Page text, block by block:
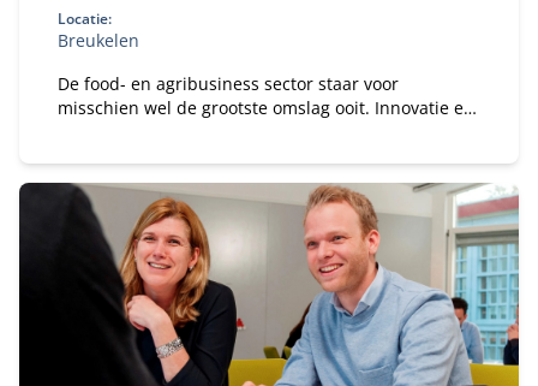
Locatie:
Breukelen
De food- en agribusiness sector staar voor
misschien wel de grootste omslag ooit. Innovatie en
concurrentiekracht en toekomstbestendigheid.